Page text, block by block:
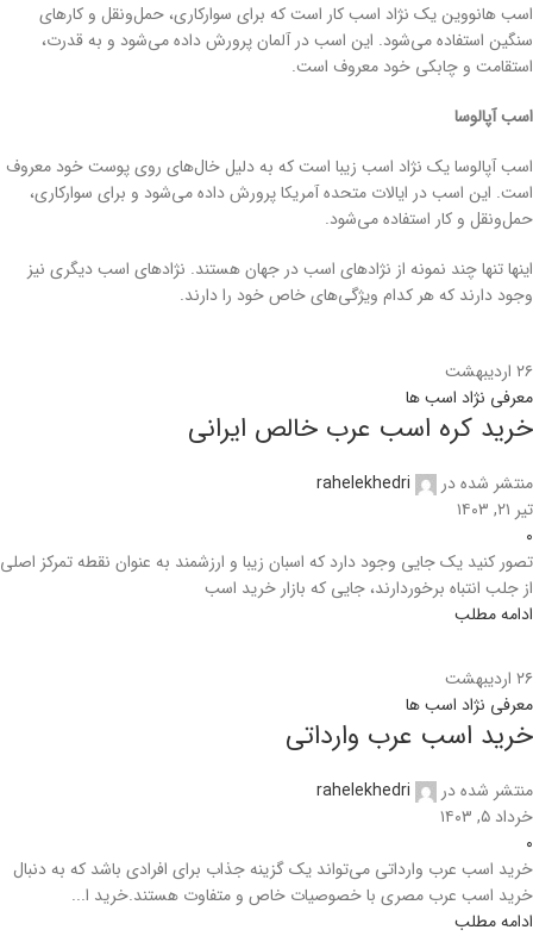
اسب هانووین یک نژاد اسب کار است که برای سوارکاری، حمل‌ونقل و کارهای
سنگین استفاده می‌شود. این اسب در آلمان پرورش داده می‌شود و به قدرت،
استقامت و چابکی خود معروف است.
اسب آپالوسا
اسب آپالوسا یک نژاد اسب زیبا است که به دلیل خال‌های روی پوست خود معروف
است. این اسب در ایالات متحده آمریکا پرورش داده می‌شود و برای سوارکاری،
حمل‌ونقل و کار استفاده می‌شود.
اینها تنها چند نمونه از نژادهای اسب در جهان هستند. نژادهای اسب دیگری نیز
وجود دارند که هر کدام ویژگی‌های خاص خود را دارند.
۲۶ اردیبهشت
معرفی نژاد اسب ها
خرید کره اسب عرب خالص ایرانی
منتشر شده در
rahelekhedri
تیر ۲۱, ۱۴۰۳
۰
تصور کنید یک جایی وجود دارد که اسبان زیبا و ارزشمند به عنوان نقطه تمرکز اصلی
از جلب انتباه برخوردارند، جایی که بازار خرید اسب
ادامه مطلب
۲۶ اردیبهشت
معرفی نژاد اسب ها
خرید اسب عرب وارداتی
منتشر شده در
rahelekhedri
خرداد ۵, ۱۴۰۳
۰
خرید اسب عرب وارداتی می‌تواند یک گزینه جذاب برای افرادی باشد که به دنبال
خرید اسب عرب مصری با خصوصیات خاص و متفاوت هستند.خرید ا...
ادامه مطلب